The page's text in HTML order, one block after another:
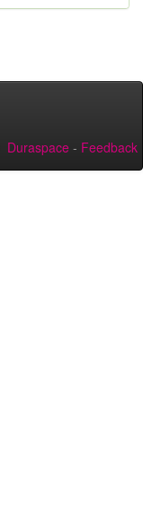
Duraspace - Feedback